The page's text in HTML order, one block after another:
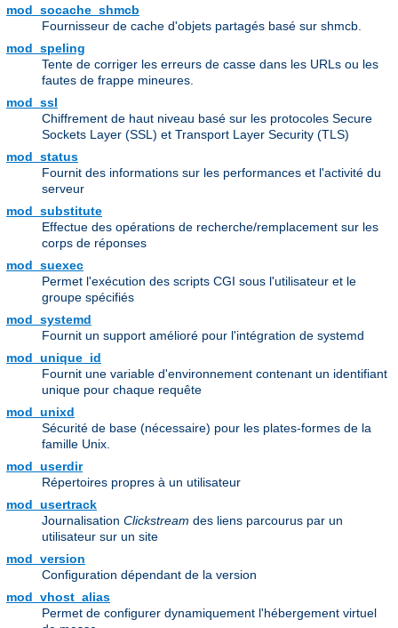
mod_socache_shmcb
Fournisseur de cache d'objets partagés basé sur shmcb.
mod_speling
Tente de corriger les erreurs de casse dans les URLs ou les
fautes de frappe mineures.
mod_ssl
Chiffrement de haut niveau basé sur les protocoles Secure
Sockets Layer (SSL) et Transport Layer Security (TLS)
mod_status
Fournit des informations sur les performances et l'activité du
serveur
mod_substitute
Effectue des opérations de recherche/remplacement sur les
corps de réponses
mod_suexec
Permet l'exécution des scripts CGI sous l'utilisateur et le
groupe spécifiés
mod_systemd
Fournit un support amélioré pour l'intégration de systemd
mod_unique_id
Fournit une variable d'environnement contenant un identifiant
unique pour chaque requête
mod_unixd
Sécurité de base (nécessaire) pour les plates-formes de la
famille Unix.
mod_userdir
Répertoires propres à un utilisateur
mod_usertrack
Journalisation Clickstream des liens parcourus par un
utilisateur sur un site
mod_version
Configuration dépendant de la version
mod_vhost_alias
Permet de configurer dynamiquement l'hébergement virtuel